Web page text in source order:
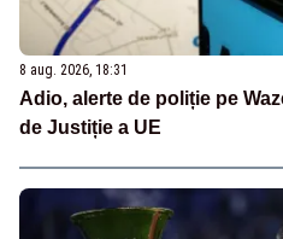
8 aug. 2026, 18:31
Adio, alerte de poliție pe
de Justiție a UE